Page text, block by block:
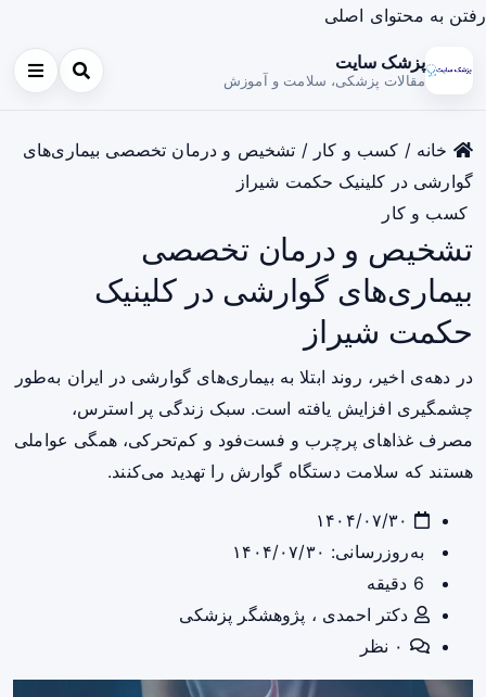
رفتن به محتوای اصلی
پزشک سایت
مقالات پزشکی، سلامت و آموزش
خانه / کسب و کار / تشخیص و درمان تخصصی بیماری‌های
گوارشی در کلینیک حکمت شیراز
کسب و کار
تشخیص و درمان تخصصی
بیماری‌های گوارشی در کلینیک
حکمت شیراز
در دهه‌ی اخیر، روند ابتلا به بیماری‌های گوارشی در ایران به‌طور
چشمگیری افزایش یافته است. سبک زندگی پر استرس،
مصرف غذاهای پرچرب و فست‌فود و کم‌تحرکی، همگی عواملی
هستند که سلامت دستگاه گوارش را تهدید می‌کنند.
به‌روزرسانی: ۱۴۰۴/۰۷/۳۰
دکتر احمدی ، پژوهشگر پزشکی